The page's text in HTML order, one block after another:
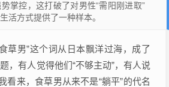
掌控，这打破了对男性“需阳刚进取”
活方式提供了一种样本。
草男”这个词从日本飘洋过海，成了
，有人觉得他们“不够主动”，有人说
看来，食草男从来不是“躺平”的代名